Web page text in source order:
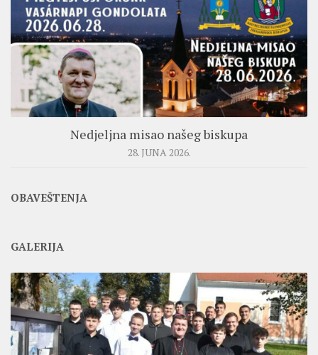
Nedjeljna misao našeg biskupa
28. JUNA 2026.
OBAVEŠTENJA
GALERIJA